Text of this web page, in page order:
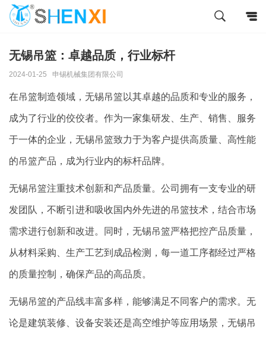
无锡吊篮：卓越品质，行业标杆
2024-01-25 申锡机械集团有限公司
在吊篮制造领域，无锡吊篮以其卓越的品质和专业的服务，
成为了行业的佼佼者。作为一家集研发、生产、销售、服务
于一体的企业，无锡吊篮致力于为客户提供高质量、高性能
的吊篮产品，成为行业内的标杆品牌。
无锡吊篮注重技术创新和产品质量。公司拥有一支专业的研
发团队，不断引进和吸收国内外先进的吊篮技术，结合市场
需求进行创新和改进。同时，无锡吊篮严格把控产品质量，
从材料采购、生产工艺到成品检测，每一道工序都经过严格
的质量控制，确保产品的高品质。
无锡吊篮的产品线丰富多样，能够满足不同客户的需求。无
论是建筑装修、设备安装还是高空维护等应用场景，无锡吊